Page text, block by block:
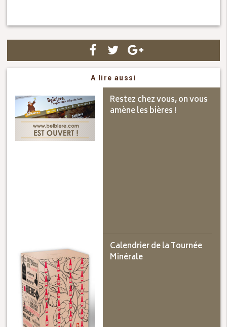
A lire aussi
Restez chez vous, on vous
amène les bières !
Calendrier de la Tournée
Minérale